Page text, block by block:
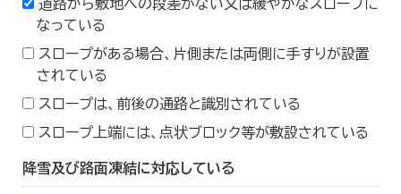
道路から敷地への段差がない又は緩やかなスロープに
なっている
スロープがある場合、片側または両側に手すりが設置
されている
スロープは、前後の通路と識別されている
スロープ上端には、点状ブロック等が敷設されている
降雪及び路面凍結に対応している